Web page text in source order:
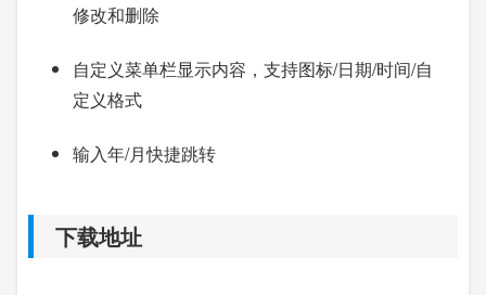
修改和删除
自定义菜单栏显示内容，支持图标/日期/时间/自
定义格式
输入年/月快捷跳转
下载地址